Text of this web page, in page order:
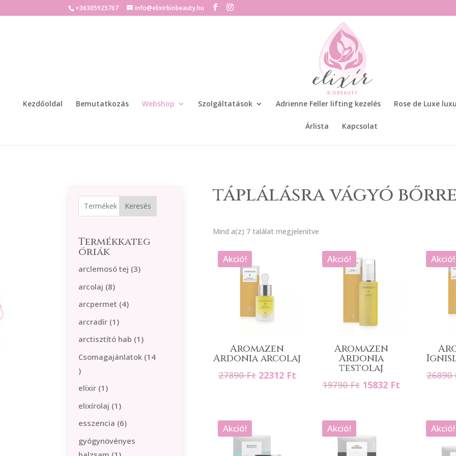
+36305925767 info@elixirbiobeauty.hu
Kezdőoldal Bemutatkozás Webshop Szolgáltatások Adrienne Feller lifting kezelés Rose de Luxe
Árlista Kapcsolat
Keresés
Termékkateg
óriák
arclemosó tej 33
arcolaj 88
termék
arcpermet 44
arcradír 1 1
termék
arctisztító hab 1 1
termék
Csomagajánlatok 14
14
termék
elíxir 1 1
termék
elixírolaj 1 1
termék
esszencia 66
gyógynövényes
1
táplálásra vágyó bőrre
Mind a(z) 7 találat megjelenítve
Akció!
Aromazen
Ardonia arcolaj
27890Ft Original
22312 FtCurrent
Akció!
Aromazen
Ardonia
testolaj
19790Ft Original
15832 Ft
15832 Ft.
Akció!
26890
Akció! Akció! Akció!